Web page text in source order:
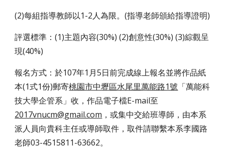
(2)每組指導教師以1-2人為限。(指導老師頒給指導證明)
評選標準：(1)主題內容(30%) (2)創意性(30%) (3)綜觀呈
現(40%)
報名方式：於107年1月5日前完成線上報名並將作品紙
本(1式1份)郵寄桃園市中壢區水尾里萬能路1號 「萬能科
技大學企管系」收，作品電子檔E-mail至
2017vnucm@gmail.com ，或集中交給班導師，由本系
派人員向貴科主任或導師取件，取件請聯繫本系李國路
老師03-4515811-63662。